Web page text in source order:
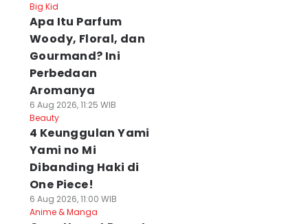
Big Kid
Apa Itu Parfum
Woody, Floral, dan
Gourmand? Ini
Perbedaan
Aromanya
6 Aug 2026, 11:25 WIB
Beauty
4 Keunggulan Yami
Yami no Mi
Dibanding Haki di
One Piece!
6 Aug 2026, 11:00 WIB
Anime & Manga